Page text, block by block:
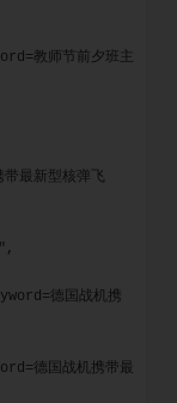
教师节前夕班主
德国战机携
德国战机携带最